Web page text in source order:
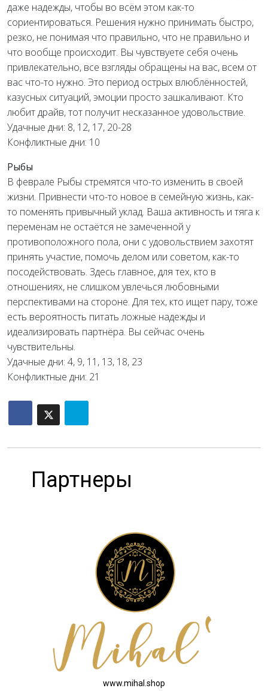
даже надежды, чтобы во всём этом как-то
сориентироваться. Решения нужно принимать быстро,
резко, не понимая что правильно, что не правильно и
что вообще происходит. Вы чувствуете себя очень
привлекательно, все взгляды обращены на вас, всем от
вас что-то нужно. Это период острых влюблённостей,
казусных ситуаций, эмоции просто зашкаливают. Кто
любит драйв, тот получит несказанное удовольствие.
Удачные дни: 8, 12, 17, 20-28
Конфликтные дни: 10
Рыбы
В феврале Рыбы стремятся что-то изменить в своей
жизни. Привнести что-то новое в семейную жизнь, как-
то поменять привычный уклад. Ваша активность и тяга к
переменам не остаётся не замеченной у
противоположного пола, они с удовольствием захотят
принять участие, помочь делом или советом, как-то
посодействовать. Здесь главное, для тех, кто в
отношениях, не слишком увлечься любовными
перспективами на стороне. Для тех, кто ищет пару, тоже
есть вероятность питать ложные надежды и
идеализировать партнёра. Вы сейчас очень
чувствительны.
Удачные дни: 4, 9, 11, 13, 18, 23
Конфликтные дни: 21
Партнеры
www.mihal.shop